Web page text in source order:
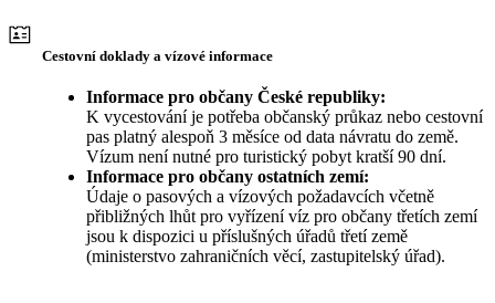
Cestovní doklady a vízové informace
Informace pro občany České republiky:
K vycestování je potřeba občanský průkaz nebo cestovní
pas platný alespoň 3 měsíce od data návratu do země.
Vízum není nutné pro turistický pobyt kratší 90 dní.
Informace pro občany ostatních zemí:
Údaje o pasových a vízových požadavcích včetně
přibližných lhůt pro vyřízení víz pro občany třetích zemí
jsou k dispozici u příslušných úřadů třetí země
(ministerstvo zahraničních věcí, zastupitelský úřad).